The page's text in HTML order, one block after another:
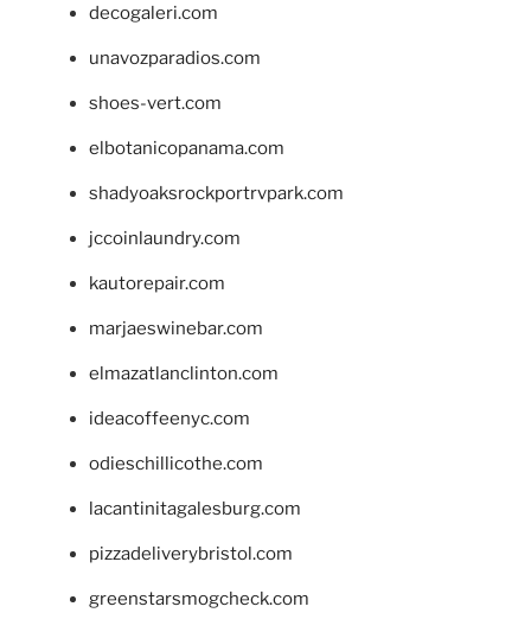
decogaleri.com
unavozparadios.com
shoes-vert.com
elbotanicopanama.com
shadyoaksrockportrvpark.com
jccoinlaundry.com
kautorepair.com
marjaeswinebar.com
elmazatlanclinton.com
ideacoffeenyc.com
odieschillicothe.com
lacantinitagalesburg.com
pizzadeliverybristol.com
greenstarsmogcheck.com